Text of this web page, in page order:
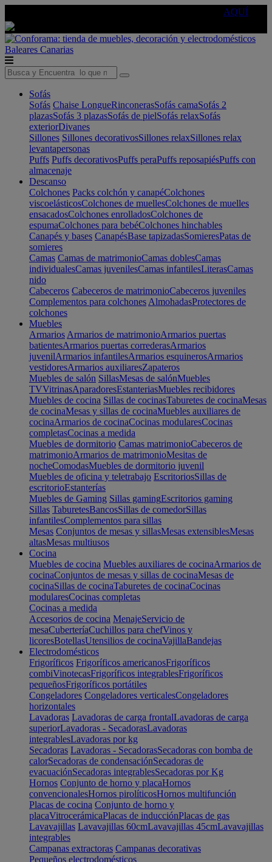
AQUÍ
Baleares Canarias
Sofás
Sofás Chaise LongueRinconerasSofás camaSofás 2
plazasSofás 3 plazasSofás de pielSofás relaxSofás
exteriorDivanes
Sillones Sillones decorativosSillones relaxSillones relax
levantapersonas
Puffs Puffs decorativosPuffs peraPuffs reposapiésPuffs con
almacenaje
Descanso
Colchones Packs colchón y canapéColchones
viscoelásticosColchones de muellesColchones de muelles
ensacadosColchones enrolladosColchones de
espumaColchones para bebéColchones hinchables
Canapés y bases CanapésBase tapizadasSomieresPatas de
somieres
Camas Camas de matrimonioCamas doblesCamas
individualesCamas juvenilesCamas infantilesLiterasCamas
nido
Cabeceros Cabeceros de matrimonioCabeceros juveniles
Complementos para colchones AlmohadasProtectores de
colchones
Muebles
Armarios Armarios de matrimonioArmarios puertas
batientesArmarios puertas correderasArmarios
juvenilArmarios infantilesArmarios esquinerosArmarios
vestidoresArmarios auxiliaresZapateros
Muebles de salón SillasMesas de salónMuebles
TVVitrinasAparadoresEstanteriasMuebles recibidores
Muebles de cocina Sillas de cocinasTaburetes de cocinaMesas
de cocinaMesas y sillas de cocinaMuebles auxiliares de
cocinaArmarios de cocinaCocinas modularesCocinas
completasCocinas a medida
Muebles de dormitorio Camas matrimonioCabeceros de
matrimonioArmarios de matrimonioMesitas de
nocheComodasMuebles de dormitorio juvenil
Muebles de oficina y teletrabajo EscritoriosSillas de
escritorioEstanterías
Muebles de Gaming Sillas gamingEscritorios gaming
Sillas TaburetesBancosSillas de comedorSillas
infantilesComplementos para sillas
Mesas Conjuntos de mesas y sillasMesas extensiblesMesas
altasMesas multiusos
Cocina
Muebles de cocina Muebles auxiliares de cocinaArmarios de
cocinaConjuntos de mesas y sillas de cocinaMesas de
cocinaSillas de cocinaTaburetes de cocinaCocinas
modularesCocinas completas
Cocinas a medida
Accesorios de cocina MenajeServicio de
mesaCuberteríaCuchillos para chefVinos y
licoresBotellasUtensilios de cocinaVajillaBandejas
Electrodomésticos
Frigoríficos Frigoríficos americanosFrigoríficos
combiVinotecasFrigoríficos integrablesFrigoríficos
pequeñosFrigoríficos portátiles
Congeladores Congeladores verticalesCongeladores
horizontales
Lavadoras Lavadoras de carga frontalLavadoras de carga
superiorLavadoras - SecadorasLavadoras
integrablesLavadoras por kg
Secadoras Lavadoras - SecadorasSecadoras con bomba de
calorSecadoras de condensaciónSecadoras de
evacuaciónSecadoras integrablesSecadoras por Kg
Hornos Conjunto de horno y placaHornos
convencionalesHornos pirolíticosHornos multifunción
Placas de cocina Conjunto de horno y
placaVitrocerámicaPlacas de inducciónPlacas de gas
Lavavajillas Lavavajillas 60cmLavavajillas 45cmLavavajillas
integrables
Campanas extractoras Campanas decorativas
Pequeños electrodomésticos